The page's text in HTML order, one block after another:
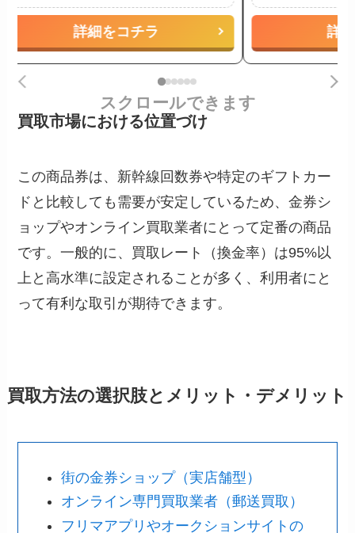
詳細をコチラ 詳
スクロールできます
買取市場における位置づけ
この商品券は、新幹線回数券や特定のギフトカー
ドと比較しても需要が安定しているため、金券シ
ョップやオンライン買取業者にとって定番の商品
です。一般的に、買取レート（換金率）は95%以
上と高水準に設定されることが多く、利用者にと
って有利な取引が期待できます。
買取方法の選択肢とメリット・デメリット
街の金券ショップ（実店舗型）
オンライン専門買取業者（郵送買取）
フリマアプリやオークションサイトの